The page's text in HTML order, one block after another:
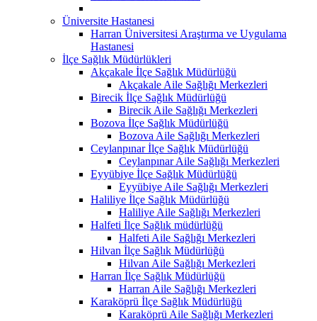
Üniversite Hastanesi
Harran Üniversitesi Araştırma ve Uygulama
Hastanesi
İlçe Sağlık Müdürlükleri
Akçakale İlçe Sağlık Müdürlüğü
Akçakale Aile Sağlığı Merkezleri
Birecik İlçe Sağlık Müdürlüğü
Birecik Aile Sağlığı Merkezleri
Bozova İlçe Sağlık Müdürlüğü
Bozova Aile Sağlığı Merkezleri
Ceylanpınar İlçe Sağlık Müdürlüğü
Ceylanpınar Aile Sağlığı Merkezleri
Eyyübiye İlçe Sağlık Müdürlüğü
Eyyübiye Aile Sağlığı Merkezleri
Haliliye İlçe Sağlık Müdürlüğü
Haliliye Aile Sağlığı Merkezleri
Halfeti İlçe Sağlık müdürlüğü
Halfeti Aile Sağlığı Merkezleri
Hilvan İlçe Sağlık Müdürlüğü
Hilvan Aile Sağlığı Merkezleri
Harran İlçe Sağlık Müdürlüğü
Harran Aile Sağlığı Merkezleri
Karaköprü İlçe Sağlık Müdürlüğü
Karaköprü Aile Sağlığı Merkezleri